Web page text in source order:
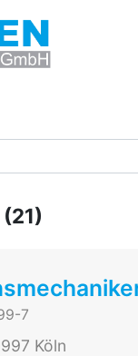
7
Köln